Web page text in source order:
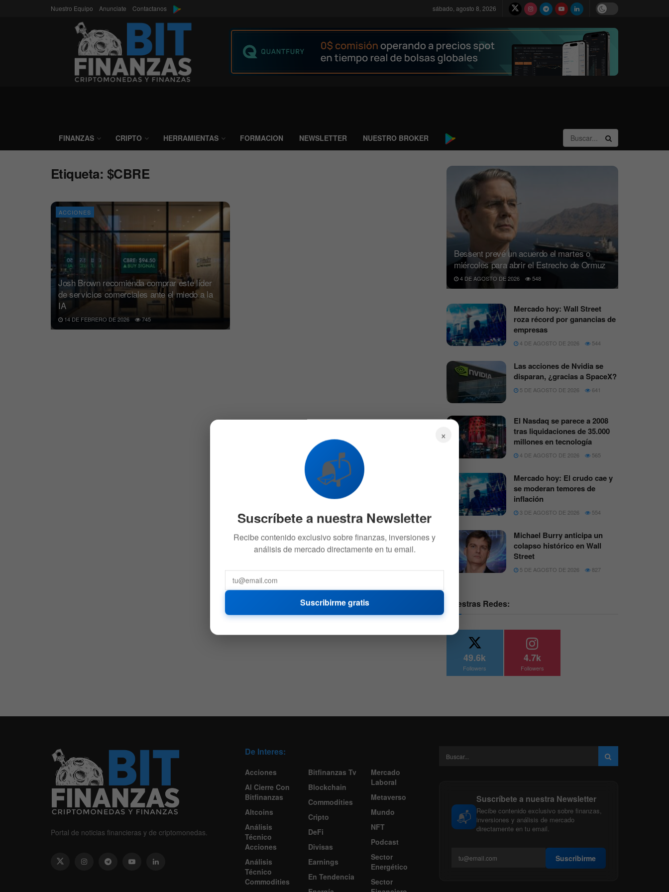
Nuestro Equipo Anunciate Contactanos sábado, agosto 8, 2026
FINANZAS CRIPTO HERRAMIENTAS FORMACION NEWSLETTER NUESTRO BROKER
Etiqueta: $CBRE
ACCIONES
Josh Brown recomienda comprar este líder
de servicios comerciales ante el miedo a la
IA
14 DE FEBRERO DE 2026 745
Bessent prevé un acuerdo el martes o
miércoles para abrir el Estrecho de Ormuz
4 DE AGOSTO DE 2026 548
Mercado hoy: Wall Street
roza récord por ganancias de
empresas
4 DE AGOSTO DE 2026 544
Las acciones de Nvidia se
disparan, ¿gracias a SpaceX?
5 DE AGOSTO DE 2026 641
El Nasdaq se parece a 2008
tras liquidaciones de 35.000
millones en tecnología
4 DE AGOSTO DE 2026 565
Mercado hoy: El crudo cae y
se moderan temores de
inflación
3 DE AGOSTO DE 2026 554
Michael Burry anticipa un
colapso histórico en Wall
Street
5 DE AGOSTO DE 2026 827
Nuestras Redes:
49.6k
Followers
4.7k
Followers
Portal de noticias financieras y de criptomonedas.
De Interes:
Acciones
Al Cierre Con
Bitfinanzas
Altcoins
Análisis
Técnico
Acciones
Análisis
Técnico
Commodities
Bitfinanzas Tv
Blockchain
Commodities
Cripto
DeFi
Divisas
Earnings
En Tendencia
Mercado
Laboral
Metaverso
Mundo
NFT
Podcast
Sector
Energético
Sector
📬
Suscríbete a nuestra Newsletter
Recibe contenido exclusivo sobre finanzas,
inversiones y análisis de mercado
directamente en tu email.
Suscribirme
×
📬
Suscríbete a nuestra Newsletter
Recibe contenido exclusivo sobre finanzas, inversiones y
análisis de mercado directamente en tu email.
Suscribirme gratis